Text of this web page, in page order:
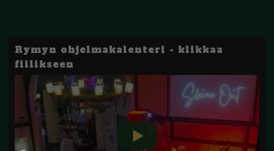
Rymyn ohjelmakalenteri - klikkaa
fiilikseen